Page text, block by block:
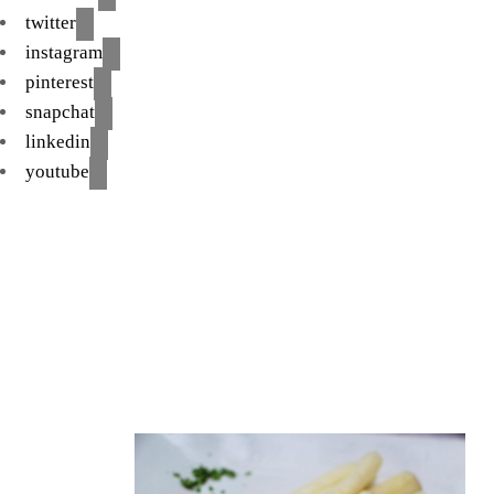
twitter
instagram
pinterest
snapchat
linkedin
youtube